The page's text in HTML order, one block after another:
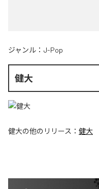
ジャンル： J-Pop
健大
健大の他のリリース： 健大